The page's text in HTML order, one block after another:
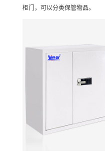
柜门，可以分类保管物品。